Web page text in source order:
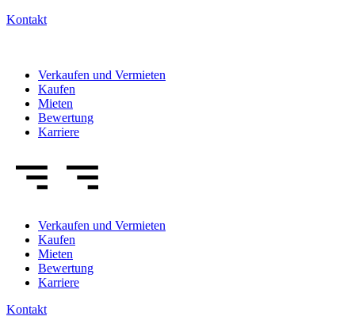
Kontakt
Verkaufen und Vermieten
Kaufen
Mieten
Bewertung
Karriere
Verkaufen und Vermieten
Kaufen
Mieten
Bewertung
Karriere
Kontakt